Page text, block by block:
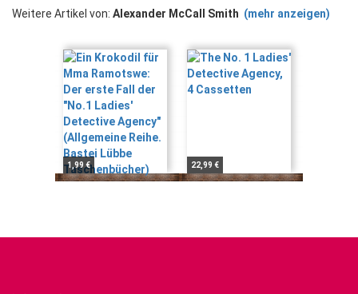
Weitere Artikel von: Alexander McCall Smith (mehr anzeigen)
1,99 € 22,99 €